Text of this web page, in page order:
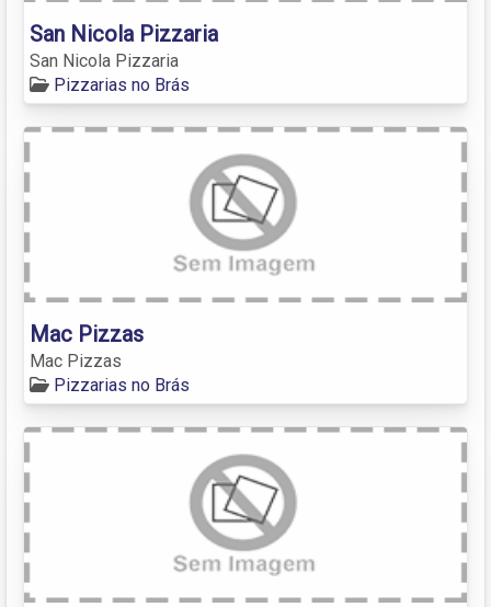
San Nicola Pizzaria
San Nicola Pizzaria
Pizzarias no Brás
Mac Pizzas
Mac Pizzas
Pizzarias no Brás